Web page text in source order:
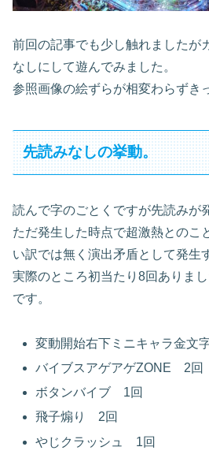
前回の記事でも少し触れましたが
なしにして遊んでみました。
参照画像の絵ずらが相変わらずき
先読みなしの挙動。
読んで字のごとくですが先読みが
ただ発生した時点で超激熱とのこ
い訳では無く演出矛盾として発生
実際のところ初当たり8回ありま
です。
変動開始右下ミニキャラ金文
バイブスアゲアゲZONE 2回
ボタンバイブ 1回
飛子煽り 2回
やじクラッシュ 1回